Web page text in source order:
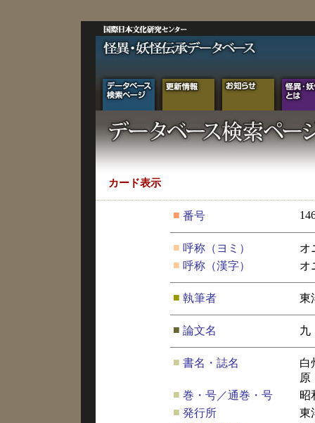
カード表示
■ 番号
■ 呼称（ヨミ）
オ
■ 呼称（漢字） オ
■ 執筆者 東
■ 論文名 九
■ 書名・誌名
白
原
■ 巻・号／通巻・号
昭
■ 発行所
東